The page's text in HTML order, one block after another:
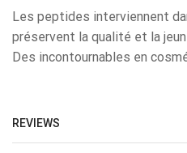
Les peptides interviennent
préservent la qualité et la
Des incontournables en
REVIEWS